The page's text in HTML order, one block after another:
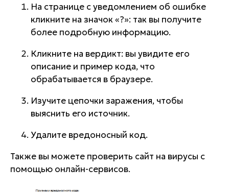
На странице с уведомлением об ошибке
кликните на значок «?»: так вы получите
более подробную информацию.
Кликните на вердикт: вы увидите его
описание и пример кода, что
обрабатывается в браузере.
Изучите цепочки заражения, чтобы
выяснить его источник.
Удалите вредоносный код.
Также вы можете проверить сайт на вирусы с
помощью онлайн-сервисов.